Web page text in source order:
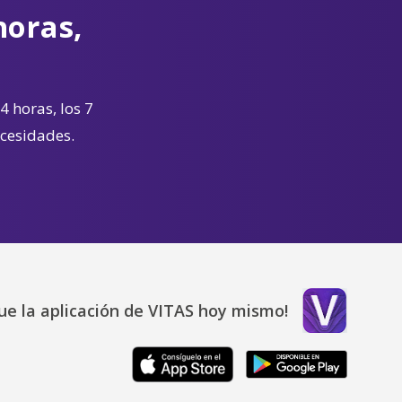
horas, los 7
la aplicación de VITAS hoy mismo!